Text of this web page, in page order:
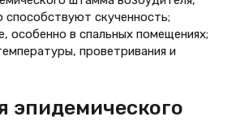
скученность;
особенно в спальных помещениях;
проветривания и
эпидемического